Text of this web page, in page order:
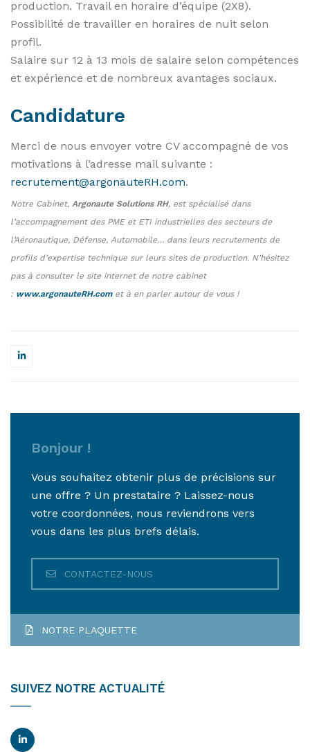
production. Travail en horaire d’équipe (2X8).
Possibilité de travailler en horaires de nuit selon
profil.
Salaire sur 12 à 13 mois de salaire selon compétences
et expérience et de nombreux avantages sociaux.
Candidature
Merci de nous envoyer votre CV accompagné de vos
motivations à l’adresse mail suivante :
recrutement@argonauteRH.com.
Notre Cabinet, Argonaute Solutions RH, est spécialisé dans
l’accompagnement des PME et ETI industrielles des secteurs de
l’Aéronautique, Défense, Automobile… dans leurs recrutements de
profils d’expertise technique sur leurs sites de production. N’hésitez
pas à consulter le site internet de notre cabinet
: www.argonauteRH.comet à en parler autour de vous !
Bonjour !
Vous souhaitez obtenir plus de précisions sur
une offre ? Un prestataire ? Laissez-nous
votre coordonnées, nous reviendrons vers
vous dans les plus brefs délais.
CONTACTEZ-NOUS
NOTRE PLAQUETTE
SUIVEZ NOTRE ACTUALITÉ